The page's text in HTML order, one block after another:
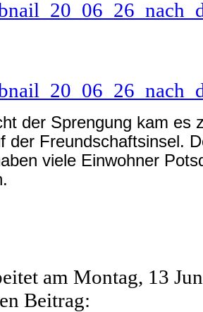
der Sprengung kam es
der Freundschaftsinsel.
viele Einwohner
am Montag, 13
Beitrag: